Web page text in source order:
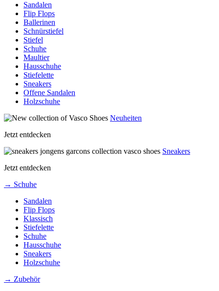
Sandalen
Flip Flops
Ballerinen
Schnürstiefel
Stiefel
Schuhe
Maultier
Hausschuhe
Stiefelette
Sneakers
Offene Sandalen
Holzschuhe
Neuheiten
Jetzt entdecken
Sneakers
Jetzt entdecken
→ Schuhe
Sandalen
Flip Flops
Klassisch
Stiefelette
Schuhe
Hausschuhe
Sneakers
Holzschuhe
→ Zubehör